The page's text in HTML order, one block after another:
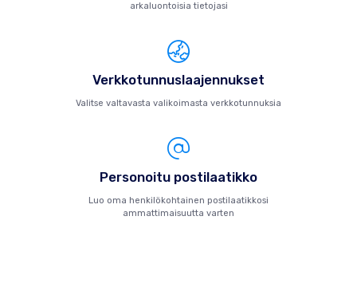
arkaluontoisia tietojasi
Verkkotunnuslaajennukset
Valitse valtavasta valikoimasta verkkotunnuksia
Personoitu postilaatikko
Luo oma henkilökohtainen postilaatikkosi
ammattimaisuutta varten